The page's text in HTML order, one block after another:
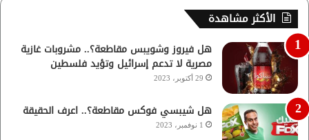
الأكثر مشاهدة
هل فيروز وشويبس مقاطعة؟.. مشروبات غازية
مصرية لا تدعم إسرائيل وتؤيد فلسطين
29 أكتوبر، 2023
هل شيبسي فوكس مقاطعة؟.. اعرف الحقيقة
1 نوفمبر، 2023